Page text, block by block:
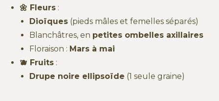
🌼 Fleurs :
Dioïques (pieds mâles et femelles séparés)
Blanchâtres, en petites ombelles axillaires
Floraison : Mars à mai
🫐 Fruits :
Drupe noire ellipsoïde (1 seule graine)